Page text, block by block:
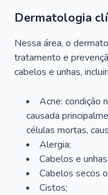
Dermatologia
Nessa área, o
tratamento e
cabelos e unhas,
Acne: condição
causada
células mortas,
Alergia;
Cabelos e
Cabelos secos
Cistos;